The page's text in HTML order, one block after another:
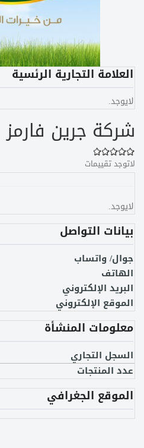
العلامة التجارية الرئسية
لايوجد.
شركة جرين فارمز
لاتوجد تقييمات
لايوجد.
بيانات التواصل
جوال/ واتساب
الهاتف
البريد الإلكتروني
الموقع الإلكتروني
معلومات المنشأة
السجل التجاري
عدد المنتجات
الموقع الجغرافي